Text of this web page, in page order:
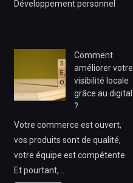
Développement personnel
Comment
améliorer votre
visibilité locale
grâce au digital
?
Votre commerce est ouvert,
vos produits sont de qualité,
votre équipe est compétente.
Et pourtant,…